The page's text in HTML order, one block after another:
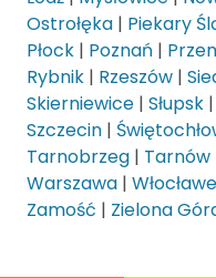
Ostrołęka | Piekary
Płock | Poznań |
Rybnik | Rzeszów |
Skierniewice | Słupsk |
Szczecin |
Tarnobrzeg | Tarnów
Warszawa |
Zamość | Zielona